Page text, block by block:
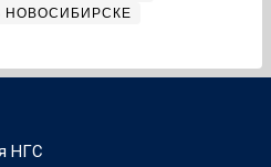
НОВОСИБИРСКЕ
НГС